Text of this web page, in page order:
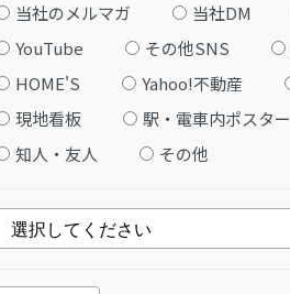
当社のメルマガ 当社DM
YouTube
その他SNS
HOME'S
Yahoo!不動産
現地看板
駅・電車内ポスター
知人・友人
その他